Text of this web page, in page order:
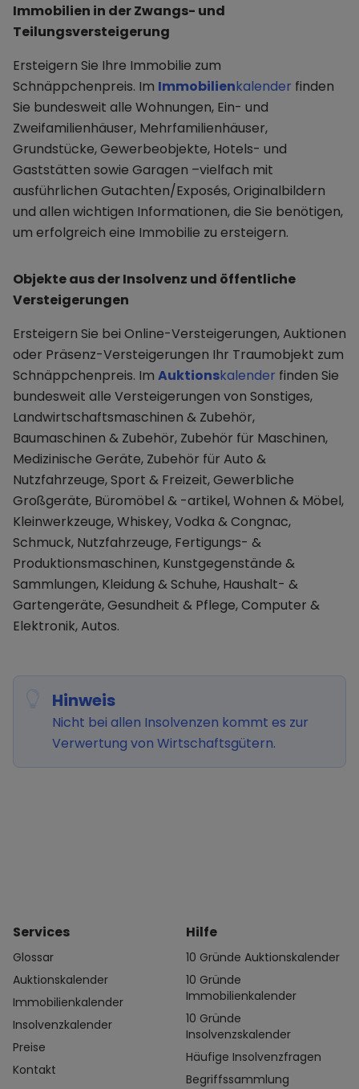
Immobilien in der Zwangs- und
Teilungsversteigerung
Ersteigern Sie Ihre Immobilie zum
Schnäppchenpreis. Im Immobilienkalender finden
Sie bundesweit alle Wohnungen, Ein- und
Zweifamilienhäuser, Mehrfamilienhäuser,
Grundstücke, Gewerbeobjekte, Hotels- und
Gaststätten sowie Garagen –vielfach mit
ausführlichen Gutachten/Exposés, Originalbildern
und allen wichtigen Informationen, die Sie benötigen,
um erfolgreich eine Immobilie zu ersteigern.
Objekte aus der Insolvenz und öffentliche
Versteigerungen
Ersteigern Sie bei Online-Versteigerungen, Auktionen
oder Präsenz-Versteigerungen Ihr Traumobjekt zum
Schnäppchenpreis. Im Auktionskalender finden Sie
bundesweit alle Versteigerungen von Sonstiges,
Landwirtschaftsmaschinen & Zubehör,
Baumaschinen & Zubehör, Zubehör für Maschinen,
Medizinische Geräte, Zubehör für Auto &
Nutzfahrzeuge, Sport & Freizeit, Gewerbliche
Großgeräte, Büromöbel & -artikel, Wohnen & Möbel,
Kleinwerkzeuge, Whiskey, Vodka & Congnac,
Schmuck, Nutzfahrzeuge, Fertigungs- &
Produktionsmaschinen, Kunstgegenstände &
Sammlungen, Kleidung & Schuhe, Haushalt- &
Gartengeräte, Gesundheit & Pflege, Computer &
Elektronik, Autos.
Hinweis
Nicht bei allen Insolvenzen kommt es zur
Verwertung von Wirtschaftsgütern.
Services
Glossar
Auktionskalender
Immobilienkalender
Insolvenzkalender
Preise
Kontakt
Hilfe
10 Gründe Auktionskalender
10 Gründe
Immobilienkalender
10 Gründe
Insolvenzskalender
Häufige Insolvenzfragen
Begriffssammlung